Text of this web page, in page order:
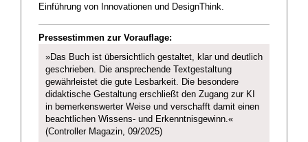
Einführung von Innovationen und DesignThink.
Pressestimmen zur Vorauflage:
»Das Buch ist übersichtlich gestaltet, klar und deutlich
geschrieben. Die ansprechende Textgestaltung
gewährleistet die gute Lesbarkeit. Die besondere
didaktische Gestaltung erschließt den Zugang zur KI
in bemerkenswerter Weise und verschafft damit einen
beachtlichen Wissens- und Erkenntnisgewinn.«
(Controller Magazin, 09/2025)